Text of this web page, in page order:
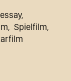
Spielfilm